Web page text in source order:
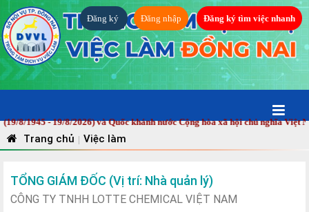
Đăng ký Đăng nhập Đăng ký tìm việc nhanh
8/2026) và Quốc khánh nước Cộng hòa xã hội chủ nghĩa Việt Nam (2/
Trang chủ | Việc làm
TỔNG GIÁM ĐỐC (Vị trí: Nhà quản lý)
CÔNG TY TNHH LOTTE CHEMICAL VIỆT NAM